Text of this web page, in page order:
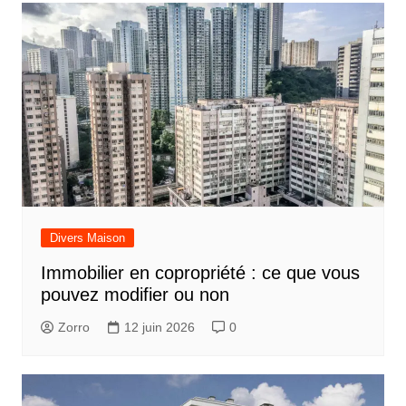
Divers Maison
Immobilier en copropriété : ce que vous
pouvez modifier ou non
Zorro 12 juin 2026 0